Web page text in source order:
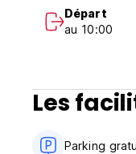
colline, qui date
Surfeurs,
nous l'appelons
pour son mode
été de surf que
Départ
au 10:00
Les
Parking